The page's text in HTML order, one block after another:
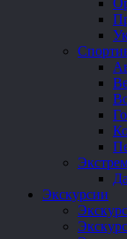
Экскурсии